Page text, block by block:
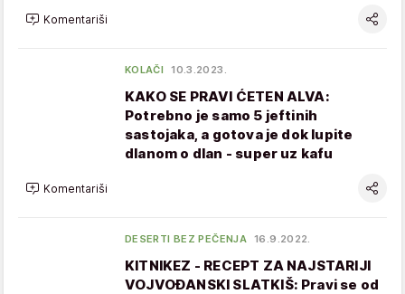
Komentariši
KOLAČI 10.3.2023.
KAKO SE PRAVI ĆETEN ALVA:
Potrebno je samo 5 jeftinih
sastojaka, a gotova je dok lupite
dlanom o dlan - super uz kafu
Komentariši
DESERTI BEZ PEČENJA 16.9.2022.
KITNIKEZ - RECEPT ZA NAJSTARIJI
VOJVOĐANSKI SLATKIŠ: Pravi se od